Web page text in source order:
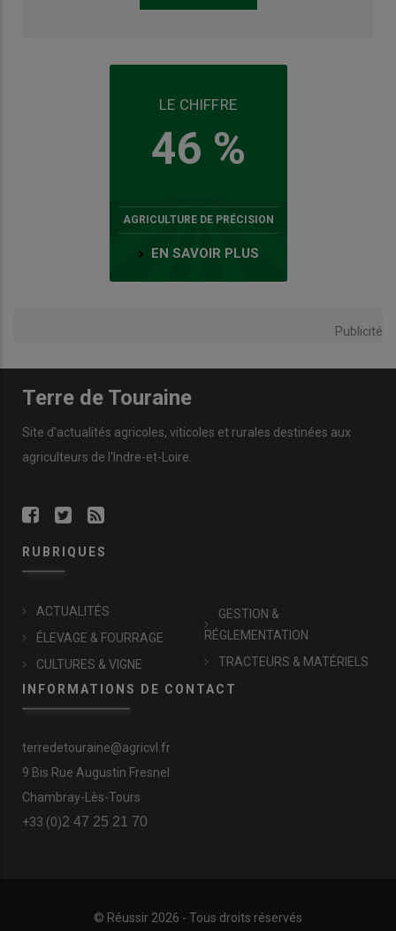
LE CHIFFRE
46 %
AGRICULTURE DE PRÉCISION
EN SAVOIR PLUS
Publicité
Terre de Touraine
Site d'actualités agricoles, viticoles et rurales destinées aux
agriculteurs de l'Indre-et-Loire.
RUBRIQUES
ACTUALITÉS
ÉLEVAGE & FOURRAGE
CULTURES & VIGNE
GESTION &
RÉGLEMENTATION
TRACTEURS & MATÉRIELS
INFORMATIONS DE CONTACT
terredetouraine@agricvl.fr
9 Bis Rue Augustin Fresnel
Chambray-Lès-Tours
+33 (0)2 47 25 21 70
© Réussir 2026 - Tous droits réservés